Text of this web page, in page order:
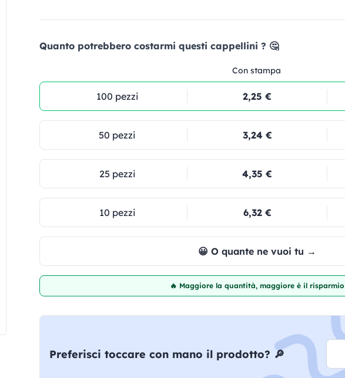
Quanto potrebbero costarmi questi cappellini ? 🤔
Con stampa
100 pezzi 2,25 €
50 pezzi 3,24 €
25 pezzi 4,35 €
10 pezzi 6,32 €
😀 O quante ne vuoi tu →
🔥 Maggiore la quantità, maggiore è il risparmio
Preferisci toccare con mano il prodotto? 🔎